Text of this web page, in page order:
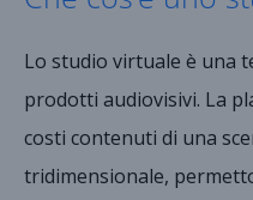
Lo studio virtuale è una
prodotti audiovisivi. La
costi contenuti di una
tridimensionale,